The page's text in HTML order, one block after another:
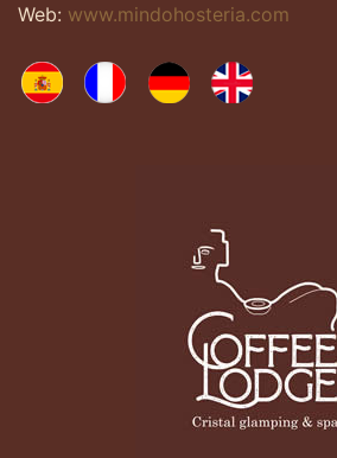
Web: www.mindohosteria.com